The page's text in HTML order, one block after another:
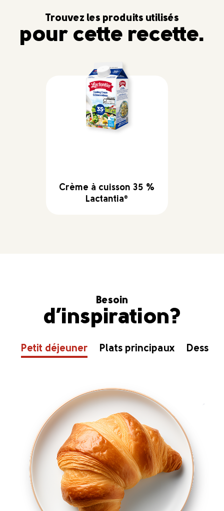
Trouvez les produits utilisés
pour cette recette.
Crème à cuisson 35 %
Lactantia®
Besoin
d’inspiration?
Petit déjeuner Plats principaux